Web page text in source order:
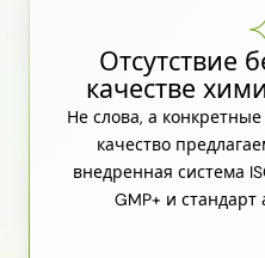
Отсутствие
качестве
Не слова, а
качество
внедренная система
GMP+ и стандарт